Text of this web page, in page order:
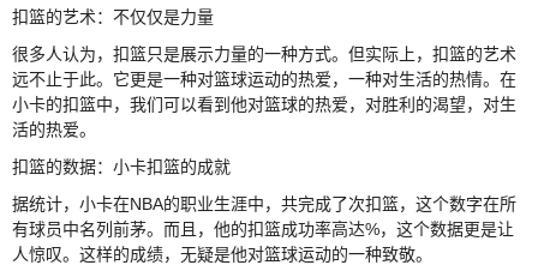
扣篮的艺术：不仅仅是力量
很多人认为，扣篮只是展示力量的一种方式。但实际上，扣篮的艺术
远不止于此。它更是一种对篮球运动的热爱，一种对生活的热情。在
小卡的扣篮中，我们可以看到他对篮球的热爱，对胜利的渴望，对生
活的热爱。
扣篮的数据：小卡扣篮的成就
据统计，小卡在NBA的职业生涯中，共完成了次扣篮，这个数字在所
有球员中名列前茅。而且，他的扣篮成功率高达%，这个数据更是让
人惊叹。这样的成绩，无疑是他对篮球运动的一种致敬。